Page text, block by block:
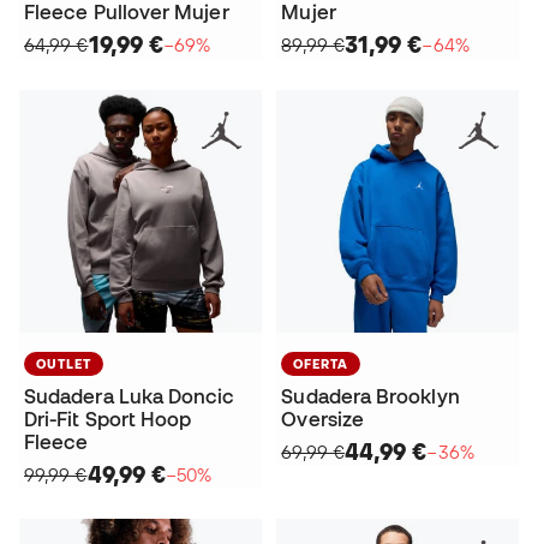
Fleece Pullover Mujer
64,99 €19,99 €−69%
Mujer
89,99 €31,99 €−64%
OUTLET
Sudadera Luka Doncic
Dri-Fit Sport Hoop
Fleece
99,99 €49,99 €−50%
OFERTA
Sudadera Brooklyn
Oversize
69,99 €44,99 €−36%